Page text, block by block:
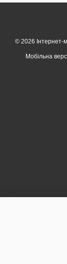
© 2026 Інтернет-
Мобільна